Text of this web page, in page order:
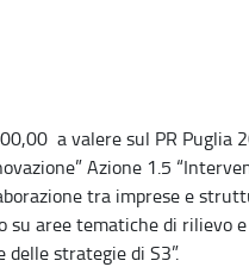
a valere sul PR Puglia
Azione 1.5
tra imprese e
su aree tematiche di rilievo e
strategie di S3”.